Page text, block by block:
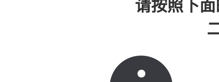
请按照下